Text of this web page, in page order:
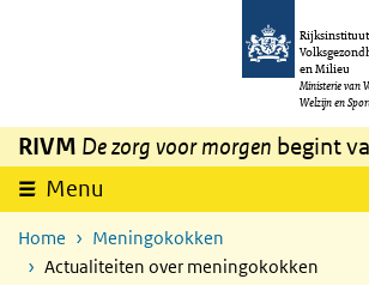
Overslaan en naar de inhoud gaan
en Milieu
Ministerie van
Welzijn en
RIVM De zorg voor morgen begint
Menu
Home
Meningokokken
Actualiteiten over meningokokken